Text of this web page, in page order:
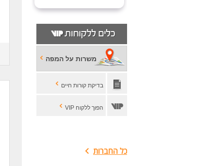
משרות על המפה
בדיקת קורות חיים
הפוך ללקוח VIP
כל החברות